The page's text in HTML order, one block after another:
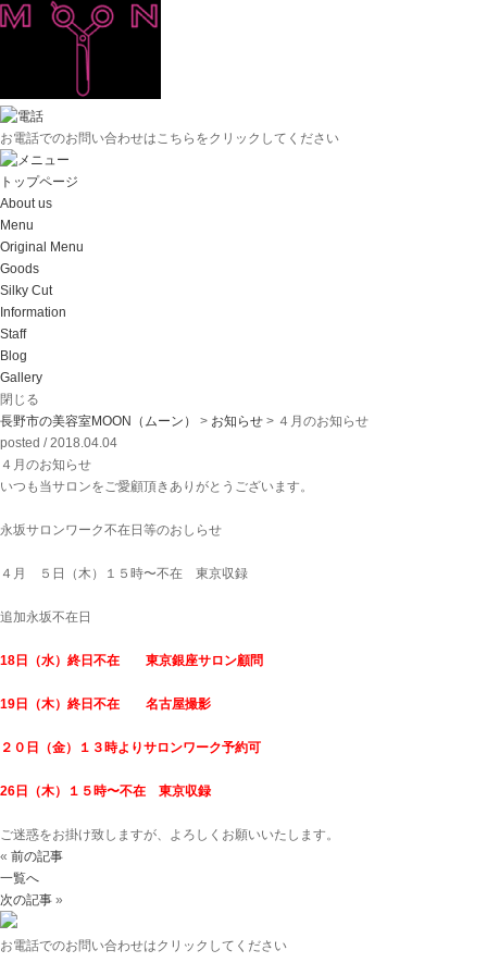
お電話でのお問い合わせはこちらをクリックしてください
トップページ
About us
Menu
Original Menu
Goods
Silky Cut
Information
Staff
Blog
Gallery
閉じる
長野市の美容室MOON（ムーン）
> お知らせ> ４月のお知らせ
posted / 2018.04.04
４月のお知らせ
いつも当サロンをご愛顧頂きありがとうございます。
永坂サロンワーク不在日等のおしらせ
４月 ５日（木）１５時〜不在 東京収録
追加永坂不在日
18日（水）終日不在 東京銀座サロン顧問
19日（木）終日不在 名古屋撮影
２０日（金）１３時よりサロンワーク予約可
26日（木）１５時〜不在 東京収録
ご迷惑をお掛け致しますが、よろしくお願いいたします。
« 前の記事
一覧へ
次の記事»
お電話でのお問い合わせはクリックしてください